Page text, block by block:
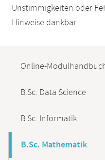
Unstimmigkeiten oder
Hinweise dankbar.
NavigationOnline-
B.Sc. Data Science
B.Sc. Informatik
B.Sc. Mathematik